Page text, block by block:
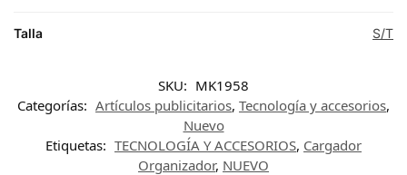
Talla S/T
SKU: MK1958
Categorías: Artículos publicitarios, Tecnología y accesorios,
Nuevo
Etiquetas: TECNOLOGÍA Y ACCESORIOS, Cargador
Organizador, NUEVO